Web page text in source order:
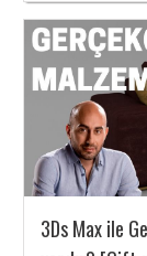
3Ds Max ile